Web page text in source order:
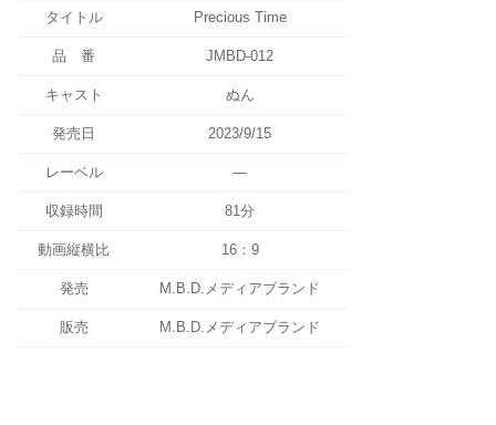
タイトル Precious Time
品 番 JMBD-012
キャスト ぬん
発売日 2023/9/15
レーベル —
収録時間 81分
動画縦横比 16：9
発売 M.B.D.メディアブランド
販売 M.B.D.メディアブランド